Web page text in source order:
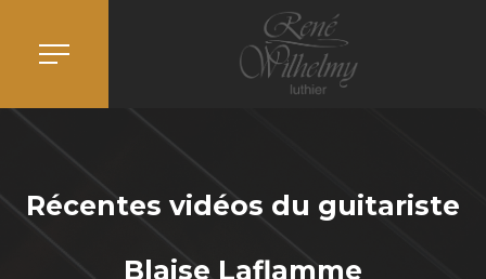
Récentes vidéos du guitariste
Blaise Laflamme